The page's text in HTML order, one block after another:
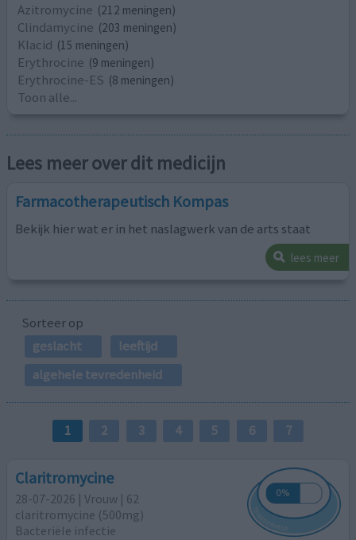
Azitromycine (212 meningen)
Clindamycine (203 meningen)
Klacid (15 meningen)
Erythrocine (9 meningen)
Erythrocine-ES (8 meningen)
Toon alle...
Lees meer over dit medicijn
Farmacotherapeutisch Kompas
Bekijk hier wat er in het naslagwerk van de arts staat
lees meer
Sorteer op
geslacht
leeftijd
algehele tevredenheid
1 2 3 4 5 6 7
Claritromycine
28-07-2026 | Vrouw | 62
claritromycine (500mg)
Bacteriële infectie